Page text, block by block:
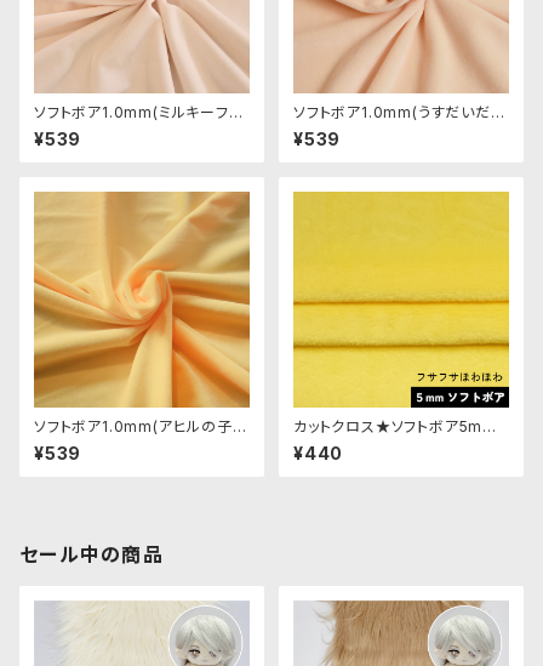
ソフトボア1.0mm(ミルキーフレ
ッシュ)SSB103 ぬいぐるみ用短
毛ボア生地 20cm
¥539
ソフトボア1.0mm(うすだいだ
い)SSB054 ぬいぐるみ用短毛
ボア生地 20cm
¥539
ソフトボア1.0mm(アヒルの子)S
SB116 ぬいぐるみ用短毛ボア生
地 20cm
¥539
カットクロス★ソフトボア5mm
(バナナイエロー)LB001 ボア生
地 50cm × 45cm
¥440
セール中の商品